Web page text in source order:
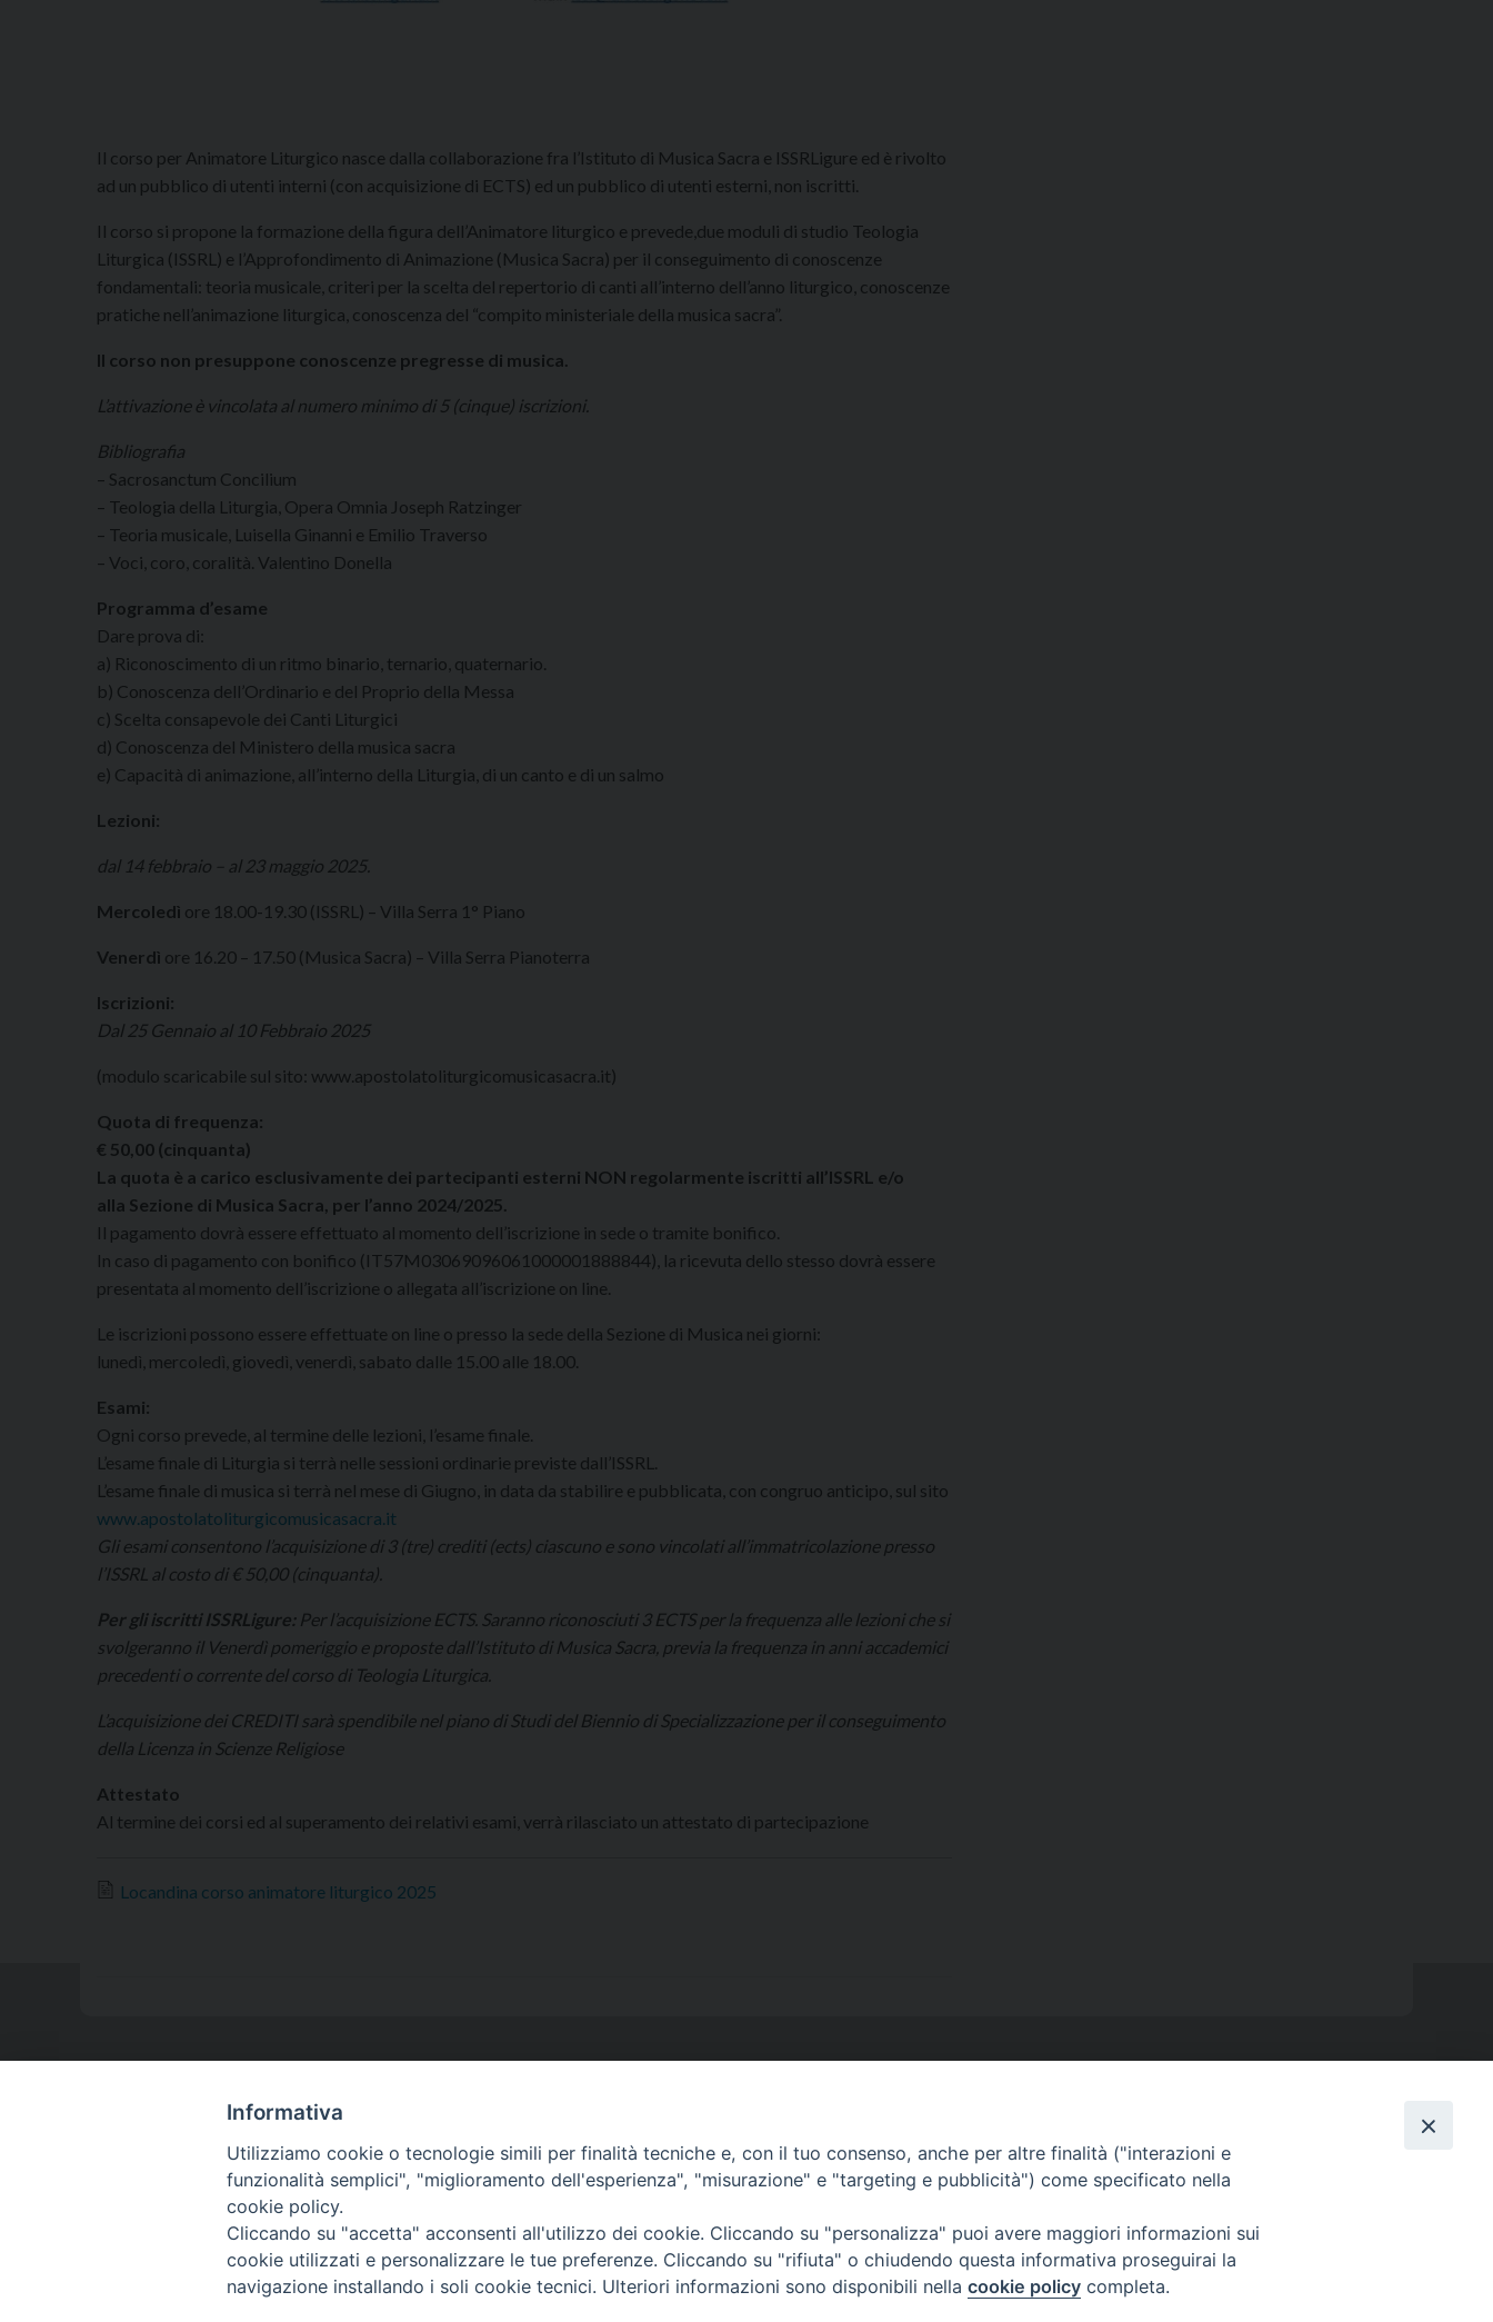
Il corso per Animatore Liturgico nasce dalla collaborazione fra l’Istituto di Musica Sacra e ISSRLigure ed è rivolto
ad un pubblico di utenti interni (con acquisizione di ECTS) ed un pubblico di utenti esterni, non iscritti.
Il corso si propone la formazione della figura dell’Animatore liturgico e prevede,due moduli di studio Teologia
Liturgica (ISSRL) e l’Approfondimento di Animazione (Musica Sacra) per il conseguimento di conoscenze
fondamentali: teoria musicale, criteri per la scelta del repertorio di canti all’interno dell’anno liturgico, conoscenze
pratiche nell’animazione liturgica, conoscenza del “compito ministeriale della musica sacra”.
Il corso non presuppone conoscenze pregresse di musica.
L’attivazione è vincolata al numero minimo di 5 (cinque) iscrizioni.
Bibliografia
– Sacrosanctum Concilium
– Teologia della Liturgia, Opera Omnia Joseph Ratzinger
– Teoria musicale, Luisella Ginanni e Emilio Traverso
– Voci, coro, coralità. Valentino Donella
Programma d’esame
Dare prova di:
a) Riconoscimento di un ritmo binario, ternario, quaternario.
b) Conoscenza dell’Ordinario e del Proprio della Messa
c) Scelta consapevole dei Canti Liturgici
d) Conoscenza del Ministero della musica sacra
e) Capacità di animazione, all’interno della Liturgia, di un canto e di un salmo
Lezioni:
dal 14 febbraio – al 23 maggio 2025.
Mercoledì ore 18.00-19.30 (ISSRL) – Villa Serra 1° Piano
Venerdì ore 16.20 – 17.50 (Musica Sacra) – Villa Serra Pianoterra
Iscrizioni:
Dal 25 Gennaio al 10 Febbraio 2025
(modulo scaricabile sul sito: www.apostolatoliturgicomusicasacra.it)
Quota di frequenza:
€ 50,00 (cinquanta)
La quota è a carico esclusivamente dei partecipanti esterni NON regolarmente iscritti all’ISSRL e/o
alla Sezione di Musica Sacra, per l’anno 2024/2025.
Il pagamento dovrà essere effettuato al momento dell’iscrizione in sede o tramite bonifico.
In caso di pagamento con bonifico (IT57M03069096061000001888844), la ricevuta dello stesso dovrà essere
presentata al momento dell’iscrizione o allegata all’iscrizione on line.
Le iscrizioni possono essere effettuate on line o presso la sede della Sezione di Musica nei giorni:
lunedì, mercoledì, giovedì, venerdì, sabato dalle 15.00 alle 18.00.
Esami:
Ogni corso prevede, al termine delle lezioni, l’esame finale.
L’esame finale di Liturgia si terrà nelle sessioni ordinarie previste dall’ISSRL.
L’esame finale di musica si terrà nel mese di Giugno, in data da stabilire e pubblicata, con congruo anticipo, sul sito
www.apostolatoliturgicomusicasacra.it
Gli esami consentono l’acquisizione di 3 (tre) crediti (ects) ciascuno e sono vincolati all’immatricolazione presso
l’ISSRL al costo di € 50,00 (cinquanta).
Per gli iscritti ISSRLigure:Per l’acquisizione ECTS. Saranno riconosciuti 3 ECTS per la frequenza alle lezioni che si
svolgeranno il Venerdì pomeriggio e proposte dall’Istituto di Musica Sacra, previa la frequenza in anni accademici
precedenti o corrente del corso di Teologia Liturgica.
L’acquisizione dei CREDITI sarà spendibile nel piano di Studi del Biennio di Specializzazione per il conseguimento
della Licenza in Scienze Religiose
Attestato
Al termine dei corsi ed al superamento dei relativi esami, verrà rilasciato un attestato di partecipazione
Locandina corso animatore liturgico 2025
Istituto Superiore
di Scienze Religiose
Polo Didattico FAD Albenga
Via G. Galilei 36 Albenga (SV) - tel 334 5716127 – mail: issralbenga@gmail.com
Polo Didattico FAD La Spezia
Via Malaspina n 1 La Spezia - tel e fax 0187 735485 mail:
Informativa
Utilizziamo cookie o tecnologie simili per finalità tecniche e, con il tuo consenso, anche per altre finalità ("interazioni e
funzionalità semplici", "miglioramento dell'esperienza", "misurazione" e "targeting e pubblicità") come specificato nella
cookie policy.
Cliccando su "accetta" acconsenti all'utilizzo dei cookie. Cliccando su "personalizza" puoi avere maggiori informazioni sui
cookie utilizzati e personalizzare le tue preferenze. Cliccando su "rifiuta" o chiudendo questa informativa proseguirai la
navigazione installando i soli cookie tecnici. Ulteriori informazioni sono disponibili nella cookie policy completa.